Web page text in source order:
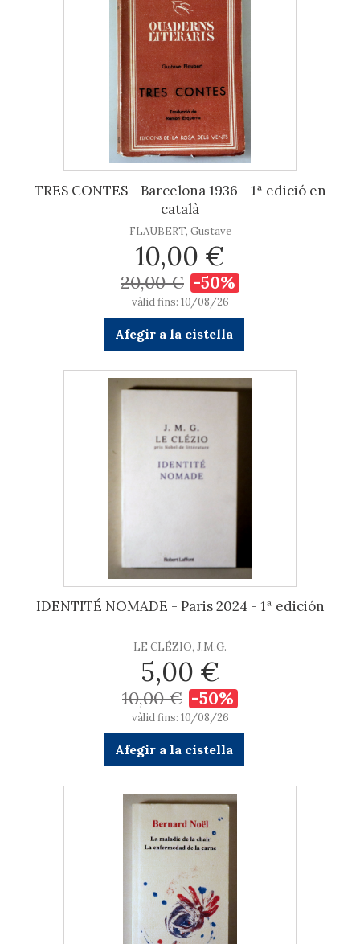
TRES CONTES - Barcelona 1936 - 1ª edició en
català
FLAUBERT, Gustave
10,00 €
20,00 € -50%
vàlid fins: 10/08/26
Afegir a la cistella
IDENTITÉ NOMADE - Paris 2024 - 1ª edición
LE CLÉZIO, J.M.G.
5,00 €
10,00 € -50%
vàlid fins: 10/08/26
Afegir a la cistella